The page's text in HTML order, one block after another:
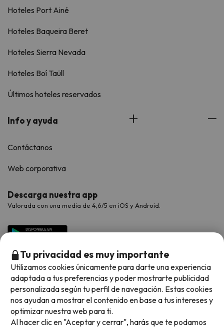
Hoteles Port Ainé
Hoteles Baqueira Beret
Hoteles Sierra Nevada
Hoteles Boí Taüll
Últimos hoteles reservados
Info y ayuda
Contáctanos
Web corporativa
Descarga nuestra app
Valorada con una media de 4,6/5 en iOS y Android.
Métodos de pago disponibles
Tu privacidad es muy importante
Utilizamos cookies únicamente para darte una experiencia
adaptada a tus preferencias y poder mostrarte publicidad
personalizada según tu perfil de navegación. Estas cookies
nos ayudan a mostrar el contenido en base a tus intereses y
optimizar nuestra web para ti.
Al hacer clic en "Aceptar y cerrar", harás que te podamos